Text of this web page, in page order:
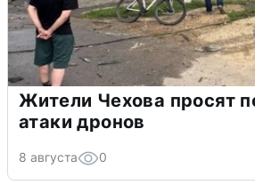
Жители Чехова просят
атаки дронов
8 августа 0